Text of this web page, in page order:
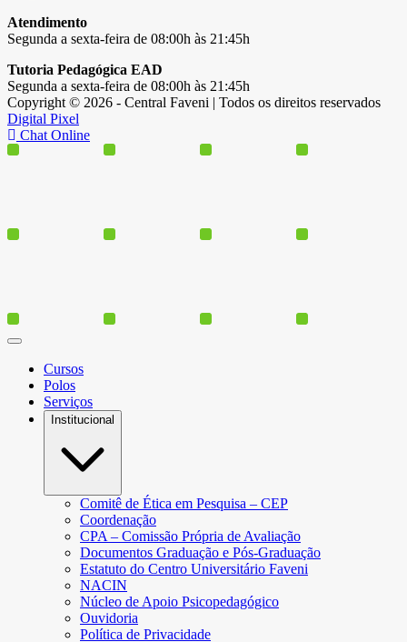
Atendimento
Segunda a sexta-feira de 08:00h às 21:45h
Tutoria Pedagógica EAD
Segunda a sexta-feira de 08:00h às 21:45h
Copyright © 2026 - Central Faveni | Todos os direitos reservados
Digital Pixel
Chat Online
Cursos
Polos
Serviços
Institucional
Comitê de Ética em Pesquisa – CEP
Coordenação
CPA – Comissão Própria de Avaliação
Documentos Graduação e Pós-Graduação
Estatuto do Centro Universitário Faveni
NACIN
Núcleo de Apoio Psicopedagógico
Ouvidoria
Política de Privacidade